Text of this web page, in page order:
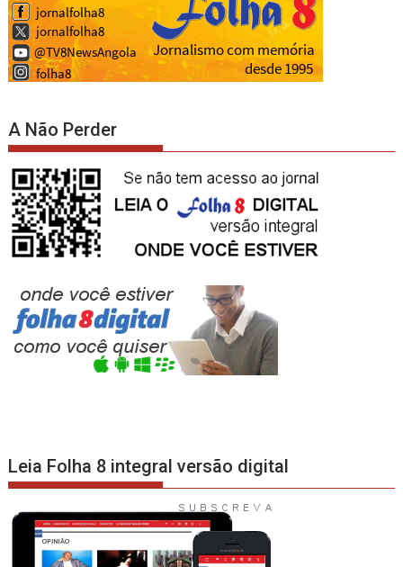
A Não Perder
Leia Folha 8 integral versão digital